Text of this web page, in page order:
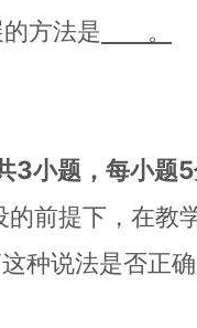
方法是 。
3小题，每小题
的前提下，在
种说法是否正